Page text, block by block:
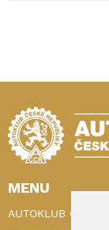
MENU
AUTOKLUB ČR